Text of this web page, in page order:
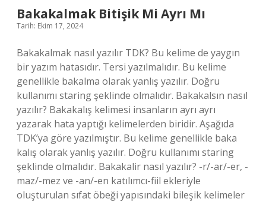
Bakakalmak Bitişik Mi Ayrı Mı
Tarih: Ekim 17, 2024
Bakakalmak nasıl yazılır TDK? Bu kelime de yaygın
bir yazım hatasıdır. Tersi yazılmalıdır. Bu kelime
genellikle bakalma olarak yanlış yazılır. Doğru
kullanımı staring şeklinde olmalıdır. Bakakalsın nasıl
yazılır? Bakakalış kelimesi insanların ayrı ayrı
yazarak hata yaptığı kelimelerden biridir. Aşağıda
TDK’ya göre yazılmıştır. Bu kelime genellikle baka
kalış olarak yanlış yazılır. Doğru kullanımı staring
şeklinde olmalıdır. Bakakalir nasıl yazılır? -r/-ar/-er, -
maz/-mez ve -an/-en katılımcı-fiil ekleriyle
oluşturulan sıfat öbeği yapısındaki bileşik kelimeler